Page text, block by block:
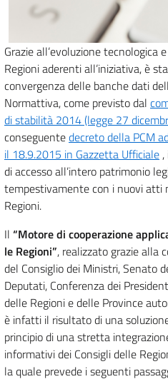
Grazie all’evoluzione tecnologica
Regioni aderenti all’iniziativa, è
convergenza delle banche dati
Normattiva, come previsto dal
di stabilità 2014 (legge 27
conseguentedecreto della PCM
il 18.9.2015 in Gazzetta Ufficiale
di accesso all’intero patrimonio
tempestivamente con i nuovi atti
Regioni.
Il “Motore di cooperazione
le Regioni”, realizzato grazie alla
del Consiglio dei Ministri, Senato
Deputati, Conferenza dei
delle Regioni e delle Province
è infatti il risultato di una
principio di una stretta
informativi dei Consigli delle
la quale prevede i seguenti